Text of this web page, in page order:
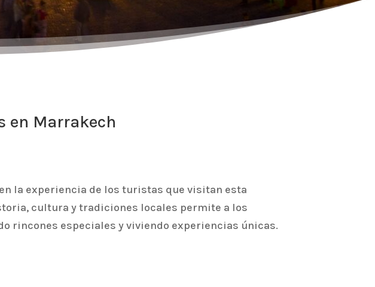
en Marrakech
la experiencia de los turistas que visitan esta
cultura y tradiciones locales permite a los
rincones especiales y viviendo experiencias únicas.